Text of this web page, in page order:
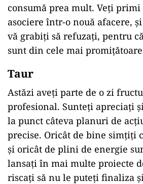
consumă prea mult. Veți primi
asociere într-o nouă afacere,
vă grabiți să refuzați, pentru
sunt din cele mai
Taur
Astăzi aveți parte de o zi
profesional. Sunteți apreciați
la punct câteva planuri de
precise. Oricât de bine simțiți
și oricât de plini de energie
lansați în mai multe proiecte
riscați să nu le puteți finaliza